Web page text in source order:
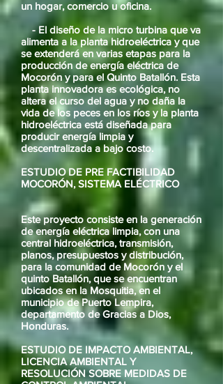
un hogar, comercio u oficina.
- El diseño de la micro turbina que va
alimenta a la planta hidroeléctrica y que
se extenderá en varias etapas para la
producción de energía eléctrica de
Mocorón y para el Quinto Batallón. Esta
planta innovadora es ecológica, no
altera el curso del agua y no daña la
vida de los peces en los ríos y la planta
hidroeléctrica está diseñada para
producir energía limpia y
descentralizada a bajo costo.
ESTUDIO DE PRE FACTIBILIDAD
MOCORÓN, SISTEMA ELÉCTRICO
Este proyecto consiste en la generación
de energía eléctrica limpia, con una
central hidroeléctrica, transmisión,
planos, presupuestos y distribución,
para la comunidad de Mocorón y el
quinto Batallón, que se encuentran
ubicados en la Mosquitia, en el
municipio de Puerto Lempira,
departamento de Gracias a Dios,
Honduras.
ESTUDIO DE IMPACTO AMBIENTAL,
LICENCIA AMBIENTAL Y
RESOLUCIÓN SOBRE MEDIDAS DE